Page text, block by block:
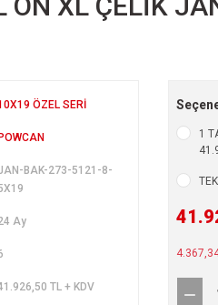
ÖZEL SERİ
POWCAN
BAK-273-5121-8-
Ay
TL + KDV
1